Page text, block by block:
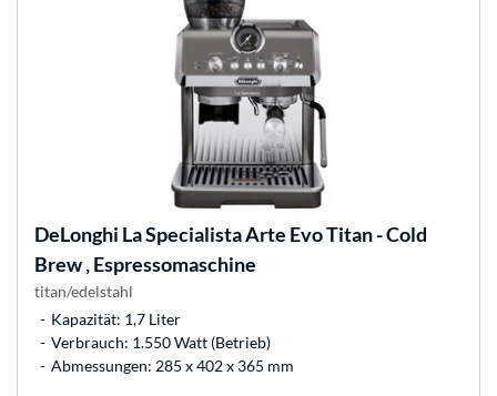
DeLonghi La Specialista Arte Evo Titan - Cold
Brew , Espressomaschine
titan/edelstahl
Kapazität: 1,7 Liter
Verbrauch: 1.550 Watt (Betrieb)
Abmessungen: 285 x 402 x 365 mm